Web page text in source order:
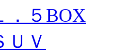
．５BOX
ＵＶ